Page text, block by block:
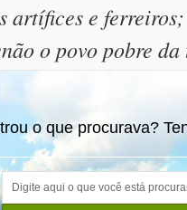
artífices e
o povo pobre da
o que procurava?